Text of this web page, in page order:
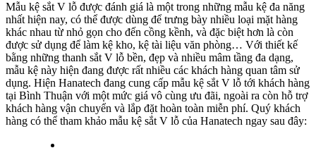
Mẫu kệ sắt V lỗ được đánh giá là một trong những mẫu kệ đa năng
nhất hiện nay, có thể được dùng để trưng bày nhiều loại mặt hàng
khác nhau từ nhỏ gọn cho đến cồng kềnh, và đặc biệt hơn là còn
được sử dụng để làm kệ kho, kệ tài liệu văn phòng… Với thiết kế
bằng những thanh sắt V lỗ bền, đẹp và nhiều mâm tầng đa dạng,
mẫu kệ này hiện đang được rất nhiều các khách hàng quan tâm sử
dụng. Hiện Hanatech đang cung cấp mẫu kệ sắt V lỗ tới khách hàng
tại Bình Thuận với một mức giá vô cùng ưu đãi, ngoài ra còn hỗ trợ
khách hàng vận chuyển và lắp đặt hoàn toàn miễn phí. Quý khách
hàng có thể tham khảo mẫu kệ sắt V lỗ của Hanatech ngay sau đây: